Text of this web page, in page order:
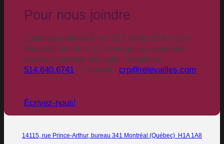
Pour nous joindre
Lundi au jeudi de 9 h à 12 h et de 13 h à 16 h
Vendredi de 9 h à 12 h Fermé les vendredis
durant la période estivale. Téléphone :
514.640.6741 - Courriel : crp@relevailles.com
Écrivez-nous!
14115, rue Prince-Arthur, bureau 341 Montréal (Québec) H1A 1A8